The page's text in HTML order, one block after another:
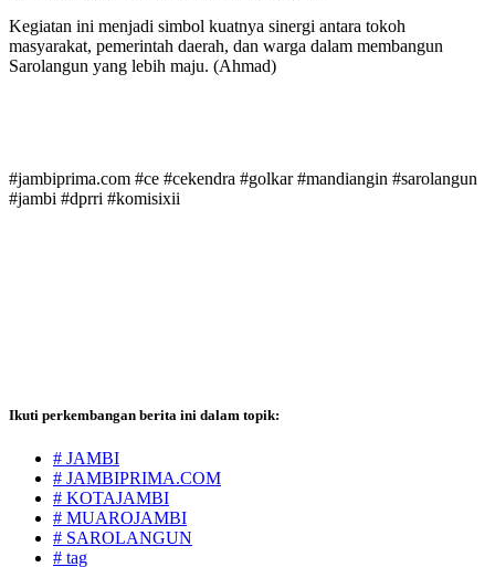
Kegiatan ini menjadi simbol kuatnya sinergi antara tokoh
masyarakat, pemerintah daerah, dan warga dalam membangun
Sarolangun yang lebih maju. (Ahmad)
#jambiprima.com #ce #cekendra #golkar #mandiangin #sarolangun
#jambi #dprri #komisixii
Ikuti perkembangan berita ini dalam topik:
# JAMBI
# JAMBIPRIMA.COM
# KOTAJAMBI
# MUAROJAMBI
# SAROLANGUN
# tag